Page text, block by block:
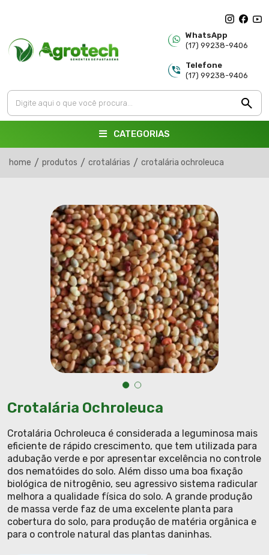
WhatsApp
(17) 99238-9406
Telefone
(17) 99238-9406
CATEGORIAS
home / produtos / crotalárias / crotalária ochroleuca
Crotalária Ochroleuca
Crotalária Ochroleuca é considerada a leguminosa mais
eficiente de rápido crescimento, que tem utilizada para
adubação verde e por apresentar excelência no controle
dos nematóides do solo. Além disso uma boa fixação
biológica de nitrogênio, seu agressivo sistema radicular
melhora a qualidade física do solo. A grande produção
de massa verde faz de uma excelente planta para
cobertura do solo, para produção de matéria orgânica e
para o controle natural das plantas daninhas.